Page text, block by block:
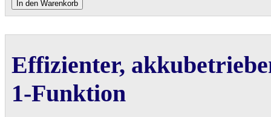
In den Warenkorb
Effizienter,
1-Funktion